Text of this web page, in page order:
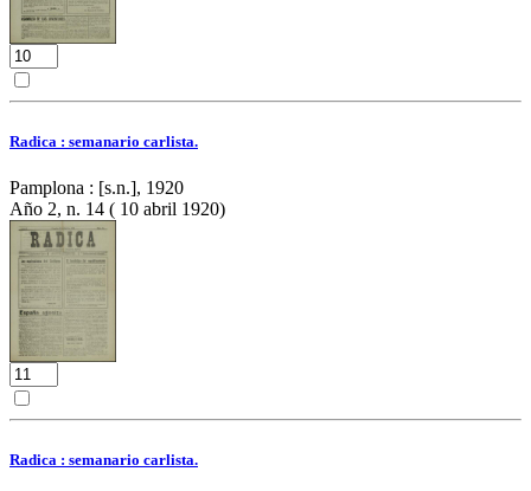
Radica : semanario carlista.
Pamplona : [s.n.], 1920
Año 2, n. 14 ( 10 abril 1920)
Radica : semanario carlista.